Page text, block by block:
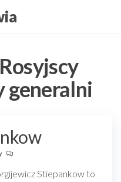
Rosyjscy
generalni
Stiepankow to